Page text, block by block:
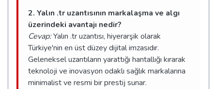
2. Yalın .tr uzantısının markalaşma ve algı
üzerindeki avantajı nedir?
Cevap:Yalın .tr uzantısı, hiyerarşik olarak
Türkiye'nin en üst düzey dijital imzasıdır.
Geleneksel uzantıların yarattığı hantallığı kırarak
teknoloji ve inovasyon odaklı sağlık markalarına
minimalist ve resmi bir prestij sunar.